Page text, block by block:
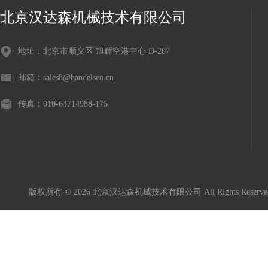
北京汉达森机械技术有限公司
地址：北京市顺义区 旭辉空港中心 D-207
邮箱：sales8@handelsen.cn
传真：010-64714988-175
版权所有 © 2026 北京汉达森机械技术有限公司 All Rights